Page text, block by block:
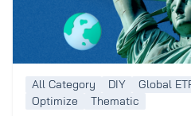
All Category DIY Global
Optimize
Thematic